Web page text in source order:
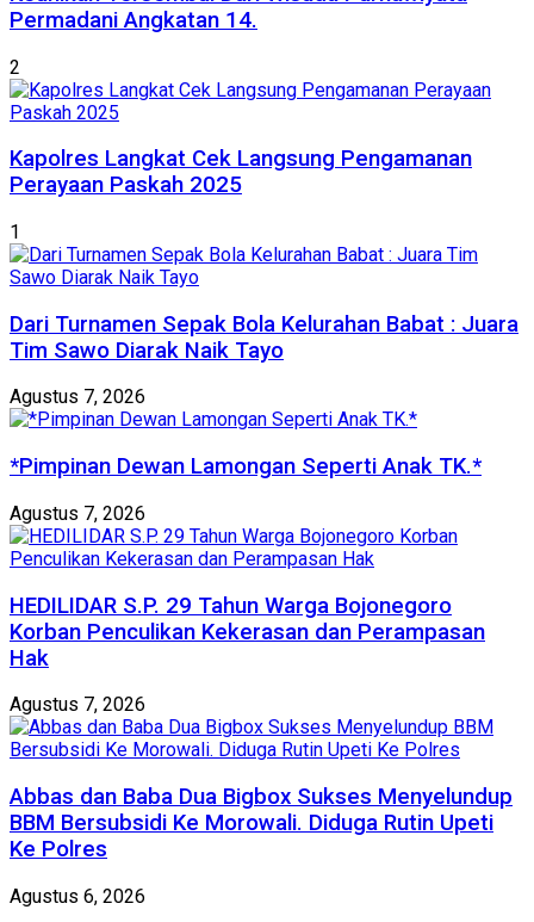
Permadani Angkatan 14.
2
Kapolres Langkat Cek Langsung Pengamanan
Perayaan Paskah 2025
1
Dari Turnamen Sepak Bola Kelurahan Babat : Juara
Tim Sawo Diarak Naik Tayo
Agustus 7, 2026
*Pimpinan Dewan Lamongan Seperti Anak TK.*
Agustus 7, 2026
HEDILIDAR S.P. 29 Tahun Warga Bojonegoro
Korban Penculikan Kekerasan dan Perampasan
Hak
Agustus 7, 2026
Abbas dan Baba Dua Bigbox Sukses Menyelundup
BBM Bersubsidi Ke Morowali. Diduga Rutin Upeti
Ke Polres
Agustus 6, 2026